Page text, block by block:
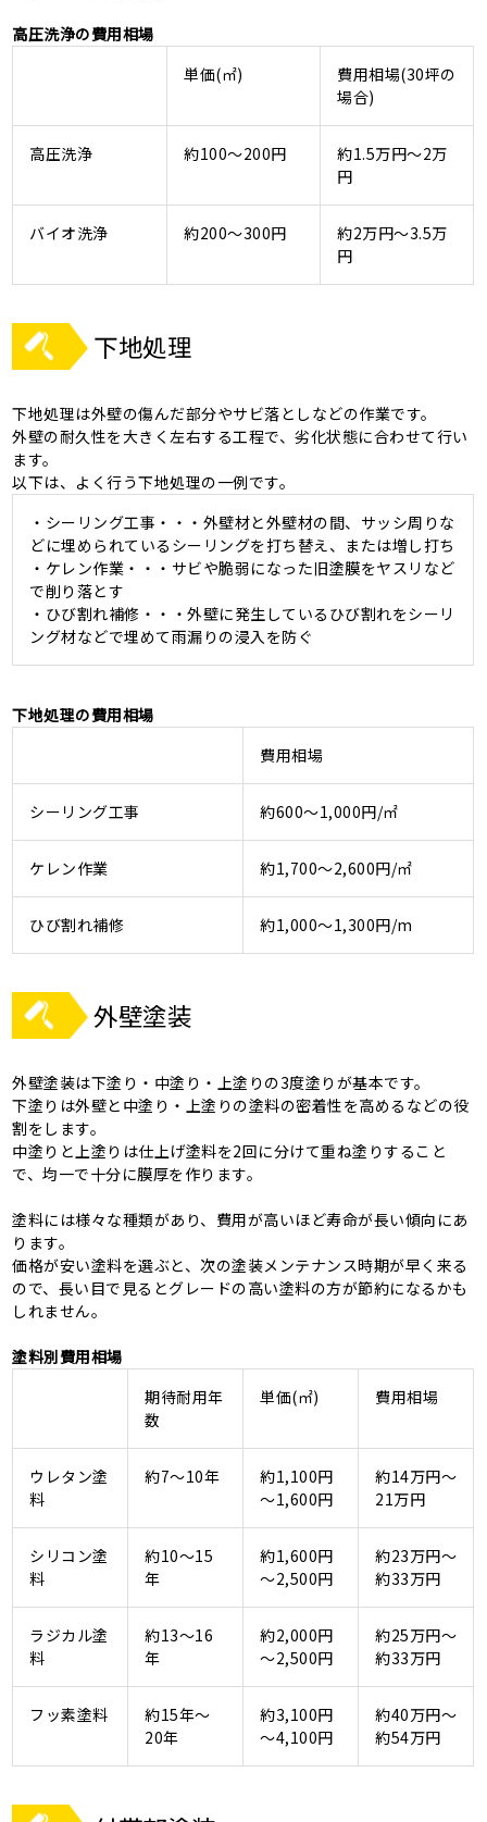
高圧洗浄の費用相場
単価(㎡)
費用相場(30坪の
場合)
高圧洗浄 約100～200円
約1.5万円～2万
円
バイオ洗浄 約200～300円
約2万円～3.5万
円
下地処理
下地処理は外壁の傷んだ部分やサビ落としなどの作業です。
外壁の耐久性を大きく左右する工程で、劣化状態に合わせて行い
ます。
以下は、よく行う下地処理の一例です。
・シーリング工事・・・外壁材と外壁材の間、サッシ周りな
どに埋められているシーリングを打ち替え、または増し打ち
・ケレン作業・・・サビや脆弱になった旧塗膜をヤスリなど
で削り落とす
・ひび割れ補修・・・外壁に発生しているひび割れをシーリ
ング材などで埋めて雨漏りの浸入を防ぐ
下地処理の費用相場
費用相場
シーリング工事 約600～1,000円/㎡
ケレン作業 約1,700～2,600円/㎡
ひび割れ補修 約1,000～1,300円/m
外壁塗装
外壁塗装は下塗り・中塗り・上塗りの3度塗りが基本です。
下塗りは外壁と中塗り・上塗りの塗料の密着性を高めるなどの役
割をします。
中塗りと上塗りは仕上げ塗料を2回に分けて重ね塗りすること
で、均一で十分に膜厚を作ります。
塗料には様々な種類があり、費用が高いほど寿命が長い傾向にあ
ります。
価格が安い塗料を選ぶと、次の塗装メンテナンス時期が早く来る
ので、長い目で見るとグレードの高い塗料の方が節約になるかも
しれません。
塗料別費用相場
期待耐用年
数
単価(㎡) 費用相場
ウレタン塗
料
約7～10年
約1,100円
～1,600円
約14万円～
21万円
シリコン塗
料
約10～15
年
約1,600円
～2,500円
約23万円～
約33万円
ラジカル塗
料
約13～16
年
約2,000円
～2,500円
約25万円～
約33万円
フッ素塗料
約15年～
20年
約3,100円
～4,100円
約40万円～
約54万円